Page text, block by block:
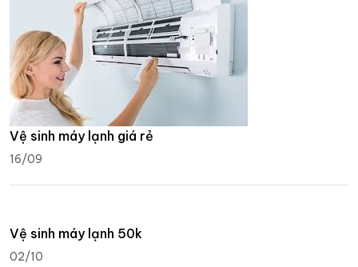
Vệ sinh máy lạnh giá rẻ
16/09
Vệ sinh máy lạnh 50k
02/10